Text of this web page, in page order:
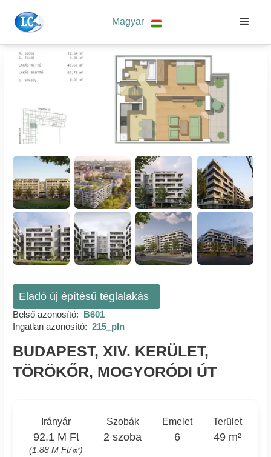
Magyar
Eladó új építésű téglalakás
Belső azonosító: B601
Ingatlan azonosító: 215_pln
BUDAPEST, XIV. KERÜLET,
TÖRÖKŐR, MOGYORÓDI ÚT
Irányár
92.1 M Ft
(1.88 M Ft/㎡)
Szobák
2 szoba
Emelet
6
Terület
49 m²